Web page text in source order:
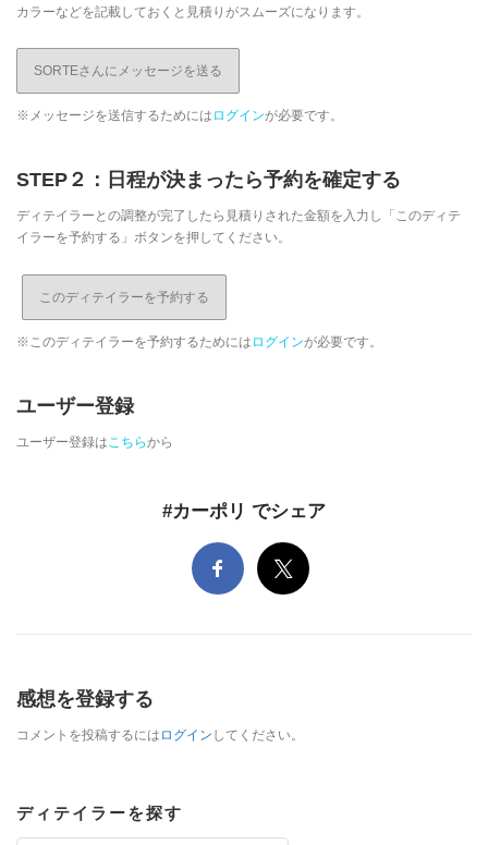
カラーなどを記載しておくと見積りがスムーズになります。
SORTEさんにメッセージを送る
※メッセージを送信するためには ログインが必要です。
STEP２：日程が決まったら予約を確定する
ディテイラーとの調整が完了したら見積りされた金額を入力し「このディテ
イラーを予約する」ボタンを押してください。
※このディテイラーを予約するためには ログインが必要です。
ユーザー登録
ユーザー登録は こちらから
#カーポリ でシェア
感想を登録する
コメントを投稿するには ログイン してください。
ディテイラーを探す